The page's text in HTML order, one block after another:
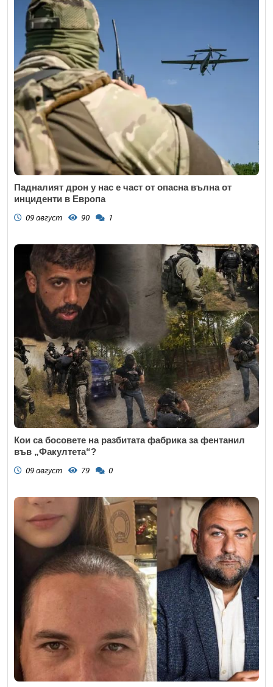
Падналият дрон у нас е част от опасна вълна от
инциденти в Европа
09 август 90 1
Кои са босовете на разбитата фабрика за фентанил
във „Факултета“?
09 август 79 0